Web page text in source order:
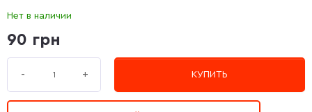
Нет в наличии
90 грн
- + КУПИТЬ